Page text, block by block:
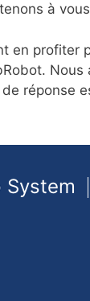
à
en profiter
réponse
System